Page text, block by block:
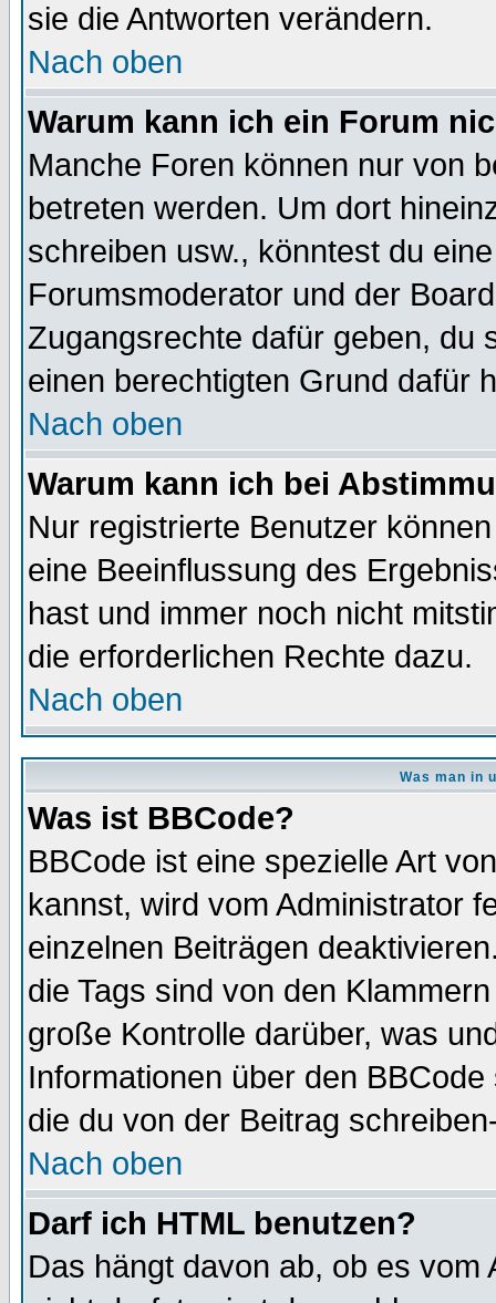
sie die Antworten verändern.
Nach oben
Warum kann ich ein Forum
Manche Foren können nur von
betreten werden. Um dort
schreiben usw., könntest du
Forumsmoderator und der
Zugangsrechte dafür geben, du
einen berechtigten Grund dafür
Nach oben
Warum kann ich bei
Nur registrierte Benutzer
eine Beeinflussung des
hast und immer noch nicht
die erforderlichen Rechte dazu.
Nach oben
Was man in
Was ist BBCode?
BBCode ist eine spezielle Art
kannst, wird vom Administrator
einzelnen Beiträgen
die Tags sind von den
große Kontrolle darüber, was
Informationen über den
die du von der Beitrag
Nach oben
Darf ich HTML benutzen?
Das hängt davon ab, ob es